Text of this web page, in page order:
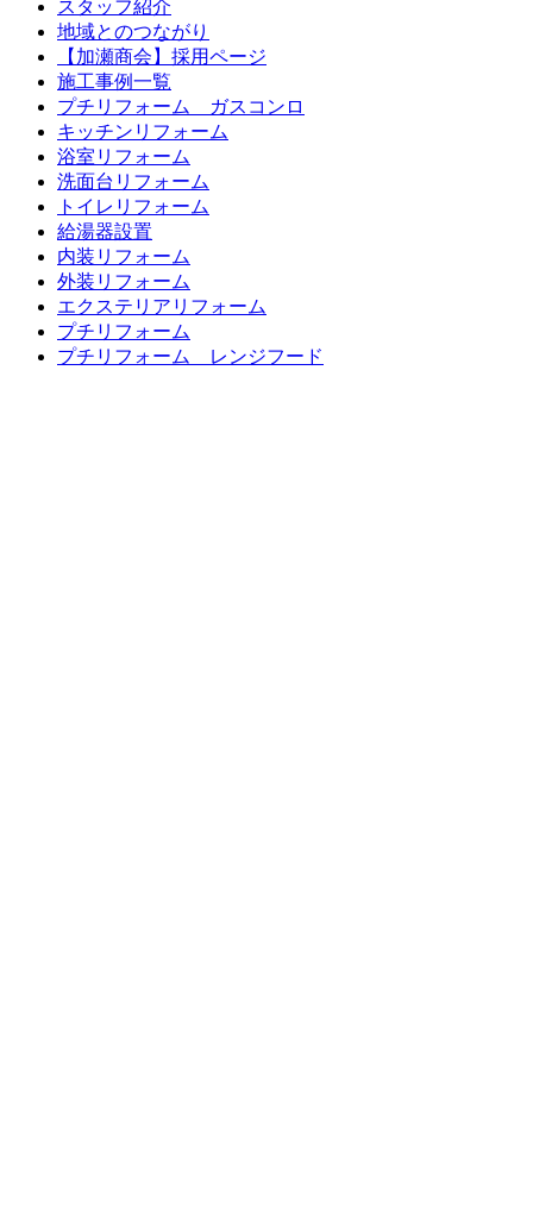
スタッフ紹介
地域とのつながり
【加瀬商会】採用ページ
施工事例一覧
プチリフォーム ガスコンロ
キッチンリフォーム
浴室リフォーム
洗面台リフォーム
トイレリフォーム
給湯器設置
内装リフォーム
外装リフォーム
エクステリアリフォーム
プチリフォーム
プチリフォーム レンジフード